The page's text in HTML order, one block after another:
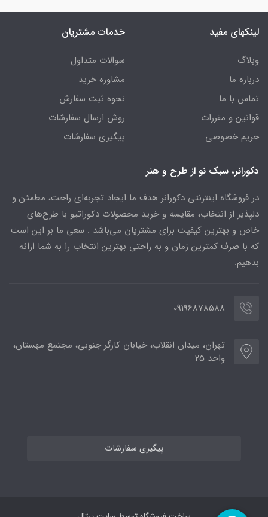
لینکهای مفید
وبلاگ
درباره ما
تماس با ما
قوانین و مقررات
حریم خصوصی
خدمات مشتریان
سوالات متداول
مشاوره خرید
نحوه ثبت سفارش
روش ارسال سفارشات
پیگیری سفارشات
دکورانر، سبک نو از طرح و هنر
در فروشگاه اینترنتی دکورانر هدف ما ایجاد تجربه‌ای راحت، مطمئن و
دلپذیر از انتخاب، مقایسه و خرید محصولات دکوراتیو با طرح‌های
خاص و بهترین کیفیت برای مشتریان می‌باشد . سعی ما بر این است
که با صرف کمترین زمان و به راحتی بهترین انتخاب را به شما ارائه
بدهیم.
09196878588
تهران، میدان انقلاب، خیابان کارگر جنوبی، مجتمع مهستان،
واحد 25
پیگیری سفارشات